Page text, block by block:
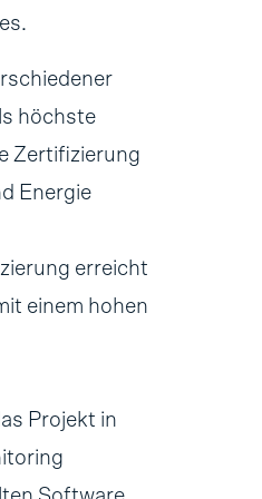
höchste
Zertifizierung
Energie
erreicht
einem hohen
Projekt in